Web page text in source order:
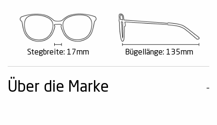
Stegbreite: 17mm Bügellänge: 135mm
Über die Marke